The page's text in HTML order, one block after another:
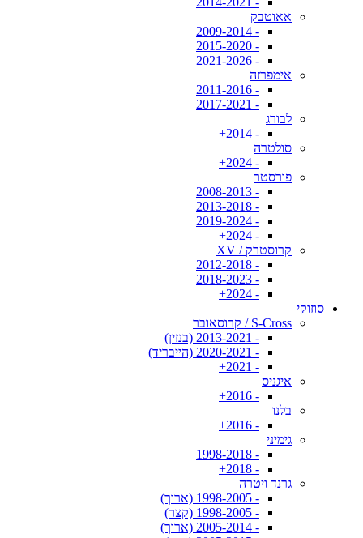
אאוטבק
- 2009-2014
- 2015-2020
- 2021-2026
אימפרזה
- 2011-2016
- 2017-2021
לבורג
- 2014+
סולטרה
- 2024+
פורסטר
- 2008-2013
- 2013-2018
- 2019-2024
- 2024+
קרוסטרק / XV
- 2012-2018
- 2018-2023
- 2024+
סוזוקי
S-Cross / קרוסאובר
- 2013-2021 (בנזין)
- 2020-2021 (הייבריד)
- 2021+
איגניס
- 2016+
בלנו
- 2016+
גימיני
- 1998-2018
- 2018+
גרנד ויטרה
- 1998-2005 (ארוך)
- 1998-2005 (קצר)
- 2005-2014 (ארוך)